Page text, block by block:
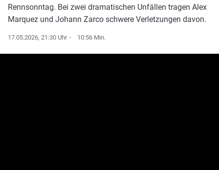
Rennsonntag. Bei zwei dramatischen Unfällen tragen Alex
Marquez und Johann Zarco schwere Verletzungen davon.
17.05.2026, 21:30 Uhr 10:56 Min.